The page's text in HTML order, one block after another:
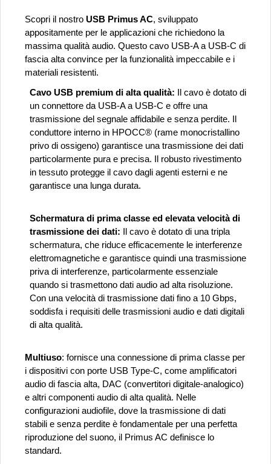
Scopri il nostro USB Primus AC, sviluppato
appositamente per le applicazioni che richiedono la
massima qualità audio. Questo cavo USB-A a USB-C di
fascia alta convince per la funzionalità impeccabile e i
materiali resistenti.
Cavo USB premium di alta qualità:
Il cavo è dotato di
un connettore da USB-A a USB-C e offre una
trasmissione del segnale affidabile e senza perdite. Il
conduttore interno in HPOCC® (rame monocristallino
privo di ossigeno) garantisce una trasmissione dei dati
particolarmente pura e precisa. Il robusto rivestimento
in tessuto protegge il cavo dagli agenti esterni e ne
garantisce una lunga durata.
Schermatura di prima classe ed elevata velocità di
trasmissione dei dati: Il cavo è dotato di una tripla
schermatura, che riduce efficacemente le interferenze
elettromagnetiche e garantisce quindi una trasmissione
priva di interferenze, particolarmente essenziale
quando si trasmettono dati audio ad alta risoluzione.
Con una velocità di trasmissione dati fino a 10 Gbps,
soddisfa i requisiti delle trasmissioni audio e dati digitali
di alta qualità.
Multiuso: fornisce una connessione di prima classe per
i dispositivi con porte USB Type-C, come amplificatori
audio di fascia alta, DAC (convertitori digitale-analogico)
e altri componenti audio di alta qualità. Nelle
configurazioni audiofile, dove la trasmissione di dati
stabili e senza perdite è fondamentale per una perfetta
riproduzione del suono, il Primus AC definisce lo
standard.